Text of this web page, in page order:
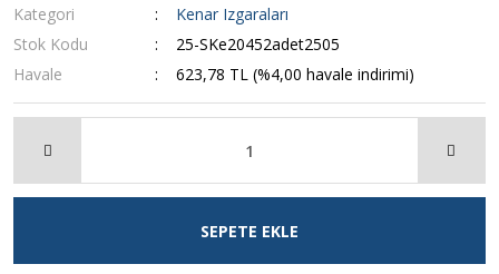
Kategori
Kenar Izgaraları
Stok Kodu
25-SKe20452adet2505
Havale
623,78 TL (%4,00 havale indirimi)
SEPETE EKLE